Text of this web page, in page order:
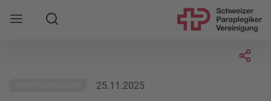
Mobile Navigation öffnen
Suche
25.11.2025